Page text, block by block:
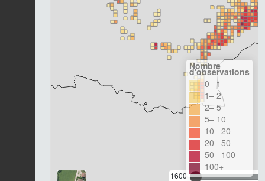
1600
Nombre
d'observations
0– 1
1– 2
2– 5
5– 10
10– 20
20– 50
50– 100
100+